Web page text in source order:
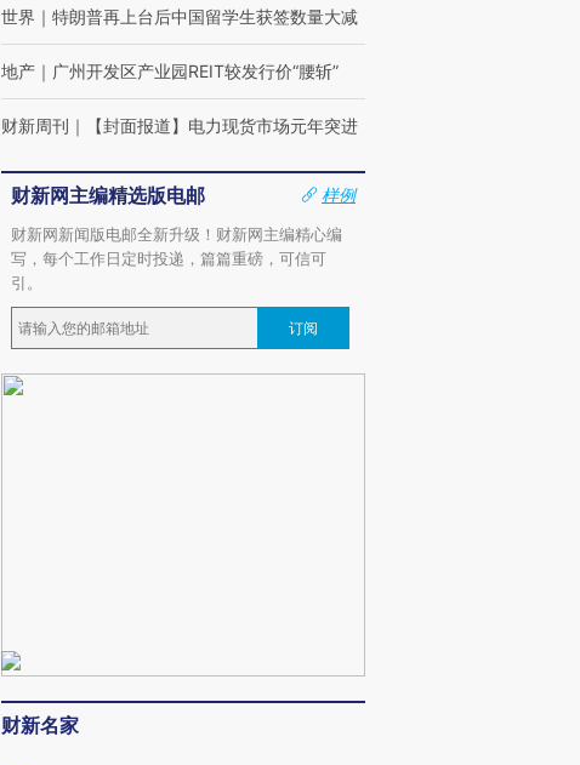
世界 ｜ 特朗普再上台后中国留学生获签数量大减
地产 ｜ 广州开发区产业园REIT较发行价“腰斩”
财新周刊 ｜ 【封面报道】电力现货市场元年突进
财新网主编精选版电邮
样例
财新网新闻版电邮全新升级！财新网主编精心编
写，每个工作日定时投递，篇篇重磅，可信可
引。
订阅
财新名家